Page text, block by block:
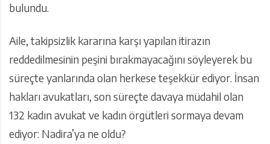
bulundu.
Aile, takipsizlik kararına karşı yapılan itirazın
reddedilmesinin peşini bırakmayacağını söyleyerek bu
süreçte yanlarında olan herkese teşekkür ediyor. İnsan
hakları avukatları, son süreçte davaya müdahil olan
132 kadın avukat ve kadın örgütleri sormaya devam
ediyor: Nadira’ya ne oldu?